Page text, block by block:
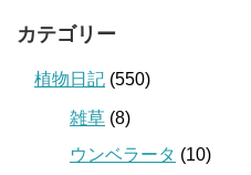
カテゴリー
植物日記 (550)
雑草 (8)
ウンベラータ (10)